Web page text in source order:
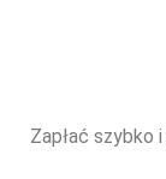
Zapłać szybko